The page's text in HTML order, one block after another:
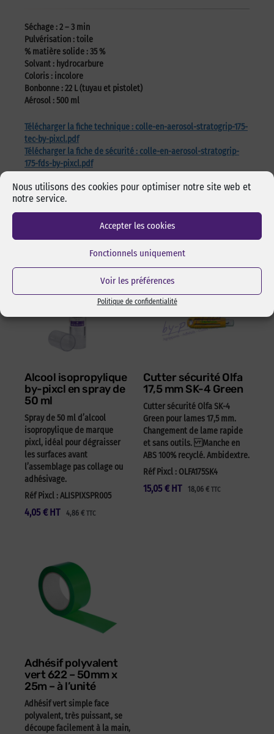
Nous utilisons des cookies pour optimiser notre site web et
notre service.
Accepter les cookies
Fonctionnels uniquement
Voir les préférences
Politique de confidentialité
Séchage :2 – 3 min
Pulvérisation :toile
% matière solide :35 %
Solvant : hydrocarbure
Coloris : incolore
Bonbonne :22 L (tuyau et pistolet)
Aérosol :500 ml
Télécharger la fiche technique : colle-en-aerosol-stratogrip-175-
tec-by-pixcl.pdf
Télécharger la fiche de sécurité : colle-en-aerosol-stratogrip-
175-fds-by-pixcl.pdf
Les incontournables
Alcool isopropylique
by-pixcl en spray de
50 ml
Spray de 50 ml d’alcool
isopropylique de marque
pixcl, idéal pour dégraisser
les surfaces avant
l’assemblage pas collage ou
adhésivage.
Réf Pixcl : ALISPIXSPR005
4,05 € 4,86 € TTC
HT
Cutter sécurité Olfa
17,5 mm SK-4 Green
Cutter sécurité Olfa SK-4
Green pour lames 17,5 mm.
Changement de lame rapide
et sans outils. Manche en
ABS 100% recyclé. Ambidextre.
Réf Pixcl : OLFA175SK4
15,05 € 18,06 € TTC
HT
Adhésif polyvalent
vert 622 – 50mm x
25m – à l’unité
Adhésif vert simple face
polyvalent, très puissant, se
découpe facilement à la main,